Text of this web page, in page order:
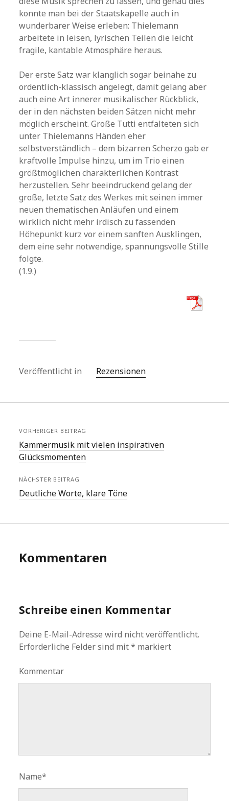
konnte man bei der Staatskapelle auch in
wunderbarer Weise erleben: Thielemann
arbeitete in leisen, lyrischen Teilen die leicht
fragile, kantable Atmosphäre heraus.
Der erste Satz war klanglich sogar beinahe zu
ordentlich-klassisch angelegt, damit gelang aber
auch eine Art innerer musikalischer Rückblick,
der in den nächsten beiden Sätzen nicht mehr
möglich erscheint. Große Tutti entfalteten sich
unter Thielemanns Händen eher
selbstverständlich – dem bizarren Scherzo gab er
kraftvolle Impulse hinzu, um im Trio einen
größtmöglichen charakterlichen Kontrast
herzustellen. Sehr beeindruckend gelang der
große, letzte Satz des Werkes mit seinen immer
neuen thematischen Anläufen und einem
wirklich nicht mehr irdisch zu fassenden
Höhepunkt kurz vor einem sanften Ausklingen,
dem eine sehr notwendige, spannungsvolle Stille
folgte.
(1.9.)
Veröffentlicht in Rezensionen
VORHERIGER BEITRAG
Kammermusik mit vielen inspirativen
Glücksmomenten
NÄCHSTER BEITRAG
Deutliche Worte, klare Töne
Kommentaren
Schreibe einen Kommentar
Deine E-Mail-Adresse wird nicht veröffentlicht.
Erforderliche Felder sind mit* markiert
Kommentar
Name*